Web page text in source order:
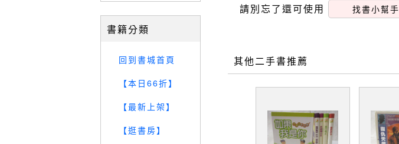
書籍分類
回到書城首頁
【本日66折】
【最新上架】
【逛書房】
請別忘了還可使用
找書小幫手
其他二手書推薦